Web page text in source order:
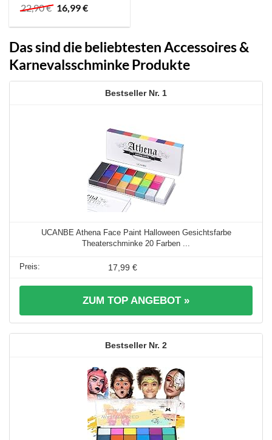
22,90€ Ursprünglicher
Preis
war:
16,99€Aktueller
ist:
Das sind die beliebtesten Accessoires &
Karnevalsschminke Produkte
1
UCANBE Athena Face Paint Halloween Gesichtsfarbe
Theaterschminke 20 Farben ...
17,99 €
ZUM TOP ANGEBOT »
2